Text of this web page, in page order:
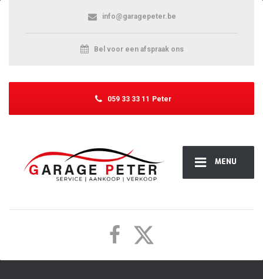
MENU
info@garagepeter.be
Bel voor een afspraak ons
059 33 33 11 Peter